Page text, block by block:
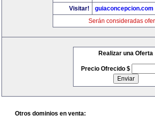
Visitar!
guiaconcepcion.com
Serán consideradas
Realizar una Oferta
Precio Ofrecido $
Otros dominios en venta: